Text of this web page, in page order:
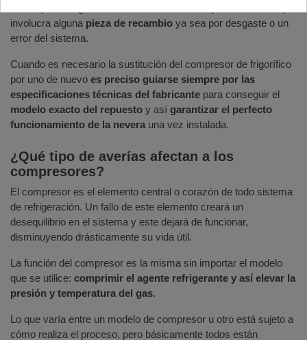
involucra alguna pieza de recambio ya sea por desgaste o un
error del sistema.
Cuando es necesario la sustitución del compresor de frigorífico
por uno de nuevo es preciso guiarse siempre por las
especificaciones técnicas del fabricante para conseguir el
modelo exacto del repuesto y así garantizar el perfecto
funcionamiento de la nevera una vez instalada.
¿Qué tipo de averías afectan a los
compresores?
El compresor es el elemento central o corazón de todo sistema
de refrigeración. Un fallo de este elemento creará un
desequilibrio en el sistema y este dejará de funcionar,
disminuyendo drásticamente su vida útil.
La función del compresor es la misma sin importar el modelo
que se utilice: comprimir el agente refrigerante y así elevar la
presión y temperatura del gas.
Lo que varía entre un modelo de compresor u otro está sujeto a
cómo realiza el proceso, pero básicamente todos están